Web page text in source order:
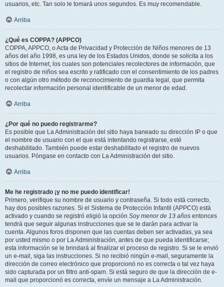
usuarios, etc. Tan solo le tomará unos segundos. Es muy recomendable.
Arriba
¿Qué es COPPA? (APPCO)
COPPA, APPCO, o Acta de Privacidad y Protección de Niños menores de 13
años del año 1998, es una ley de los Estados Unidos, donde se solicita a los
sitios de Internet, los cuales son potenciales recolectores de información, que
el registro de niños sea escrito y ratificado con el consentimiento de los padres
o con algún otro método de reconocimiento de guardia legal, que permita
recolectar información personal identificable de un menor de edad.
Arriba
¿Por qué no puedo registrarme?
Es posible que La Administración del sitio haya baneado su dirección IP o que
el nombre de usuario con el que está intentando registrarse, esté
deshabilitado. También puede estar deshabilitado el registro de nuevos
usuarios. Póngase en contacto con La Administración del sitio.
Arriba
Me he registrado ¡y no me puedo identificar!
Primero, verifique su nombre de usuario y contraseña. Si todo está correcto,
hay dos posibles razones. Si el Sistema de Protección Infantil (APPCO) está
activado y cuando se registró eligió la opción Soy menor de 13 años entonces
tendrá que seguir algunas instrucciones que se le darán para activar la
cuenta. Algunos foros disponen que las cuentas deben ser activadas, ya sea
por usted mismo o por La Administración, antes de que pueda identificarse;
esta información se le brindará al finalizar el proceso de registro. Si se le envió
un e-mail, siga las instrucciones. Si no recibió ningún e-mail, seguramente la
dirección de correo electrónico que proporcionó no es correcta o tal vez haya
sido capturada por un filtro anti-spam. Si está seguro de que la dirección de e-
mail que proporcionó es correcta, envíe un mensaje a La Administración.